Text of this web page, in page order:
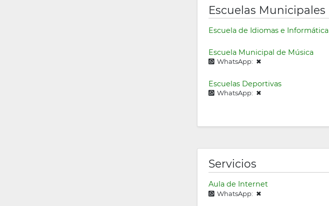
Escuelas Municipales
Escuela de Idiomas e Informática
Escuela Municipal de Música
WhatsApp: ✖
Escuelas Deportivas
WhatsApp: ✖
Servicios
Aula de Internet
WhatsApp: ✖